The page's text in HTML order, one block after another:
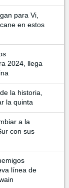
para Vi,
en estos
2024, llega
la historia,
la quinta
a la
con sus
línea de